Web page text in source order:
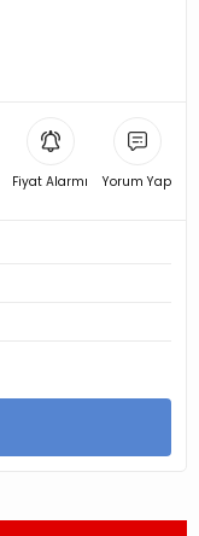
Fiyat Alarmı Yorum Yap